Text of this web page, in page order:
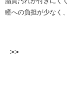
瞳への負担が少なく